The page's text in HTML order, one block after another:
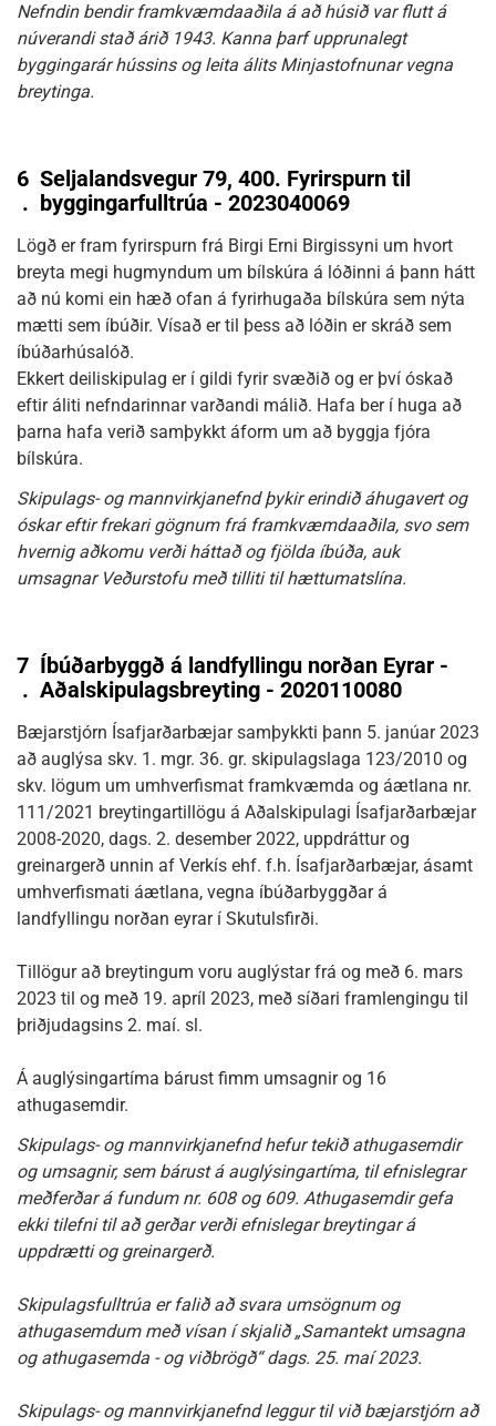
Nefndin bendir framkvæmdaaðila á að húsið var flutt á
núverandi stað árið 1943. Kanna þarf upprunalegt
byggingarár hússins og leita álits Minjastofnunar vegna
breytinga.
6
.
Seljalandsvegur 79, 400. Fyrirspurn til
byggingarfulltrúa - 2023040069
Lögð er fram fyrirspurn frá Birgi Erni Birgissyni um hvort
breyta megi hugmyndum um bílskúra á lóðinni á þann hátt
að nú komi ein hæð ofan á fyrirhugaða bílskúra sem nýta
mætti sem íbúðir. Vísað er til þess að lóðin er skráð sem
íbúðarhúsalóð.
Ekkert deiliskipulag er í gildi fyrir svæðið og er því óskað
eftir áliti nefndarinnar varðandi málið. Hafa ber í huga að
þarna hafa verið samþykkt áform um að byggja fjóra
bílskúra.
Skipulags- og mannvirkjanefnd þykir erindið áhugavert og
óskar eftir frekari gögnum frá framkvæmdaaðila, svo sem
hvernig aðkomu verði háttað og fjölda íbúða, auk
umsagnar Veðurstofu með tilliti til hættumatslína.
7
.
Íbúðarbyggð á landfyllingu norðan Eyrar -
Aðalskipulagsbreyting - 2020110080
Bæjarstjórn Ísafjarðarbæjar samþykkti þann 5. janúar 2023
að auglýsa skv. 1. mgr. 36. gr. skipulagslaga 123/2010 og
skv. lögum um umhverfismat framkvæmda og áætlana nr.
111/2021 breytingartillögu á Aðalskipulagi Ísafjarðarbæjar
2008-2020, dags. 2. desember 2022, uppdráttur og
greinargerð unnin af Verkís ehf. f.h. Ísafjarðarbæjar, ásamt
umhverfismati áætlana, vegna íbúðarbyggðar á
landfyllingu norðan eyrar í Skutulsfirði.
Tillögur að breytingum voru auglýstar frá og með 6. mars
2023 til og með 19. apríl 2023, með síðari framlengingu til
þriðjudagsins 2. maí. sl.
Á auglýsingartíma bárust fimm umsagnir og 16
athugasemdir.
Skipulags- og mannvirkjanefnd hefur tekið athugasemdir
og umsagnir, sem bárust á auglýsingartíma, til efnislegrar
meðferðar á fundum nr. 608 og 609. Athugasemdir gefa
ekki tilefni til að gerðar verði efnislegar breytingar á
uppdrætti og greinargerð.
Skipulagsfulltrúa er falið að svara umsögnum og
athugasemdum með vísan í skjalið „Samantekt umsagna
og athugasemda - og viðbrögð“ dags. 25. maí 2023.
Skipulags- og mannvirkjanefnd leggur til við bæjarstjórn að